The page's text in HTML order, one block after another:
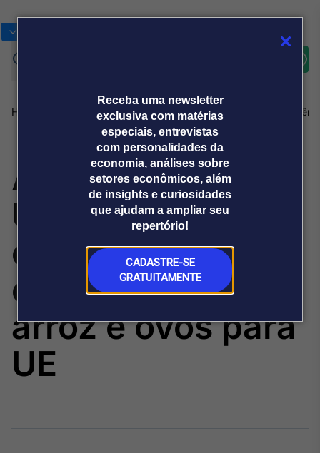
Receba uma newsletter
exclusiva com matérias
especiais, entrevistas
com personalidades da
economia, análises sobre
setores econômicos, além
de insights e curiosidades
que ajudam a ampliar seu
repertório!
CADASTRE-SE
GRATUITAMENTE
Home Produtos e soluçõesNotíciasBlogWeekend
Broadcast
Broadcast+
O mercado
financeiro em
tempo real
Broadcast
Agro
Sobre nós Releases Broadcast
Prêmio Broadcast
Analistas
Prêmio Broadcast
Empresas
Agências de
comunicação
Releases
Argentina e
Uruguai esgotam
cotas de
exportação de
arroz e ovos para
UE